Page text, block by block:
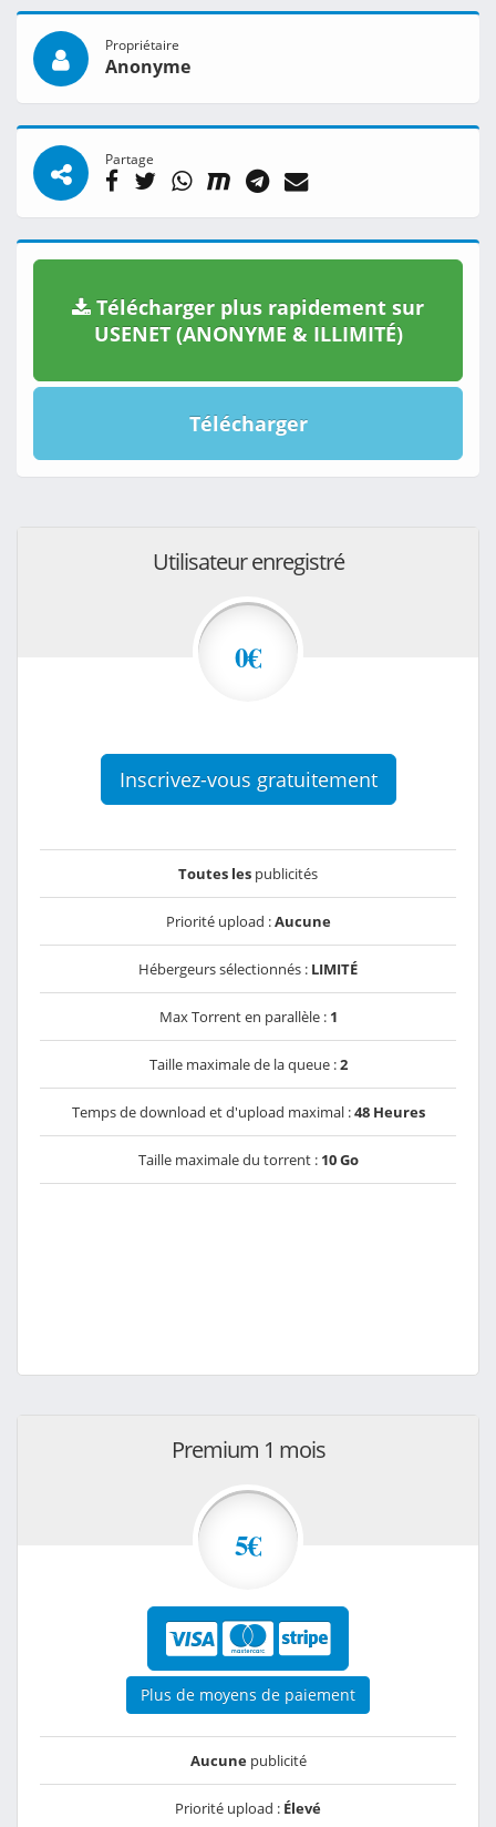
Propriétaire
Anonyme
Partage
Télécharger plus rapidement sur
USENET (ANONYME & ILLIMITÉ)
Télécharger
Utilisateur enregistré
0€
Inscrivez-vous gratuitement
Toutes les publicités
Priorité upload :Aucune
Hébergeurs sélectionnés : LIMITÉ
Max Torrent en parallèle : 1
Taille maximale de la queue :2
Temps de download et d'upload maximal :48 Heures
Taille maximale du torrent : 10 Go
Premium 1 mois
5€
Plus de moyens de paiement
Aucunepublicité
Priorité upload : Élevé